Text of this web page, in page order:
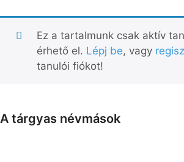
Ez a tartalmunk csak aktív
érhető el. Lépj be, vagy
tanulói fiókot!
A tárgyas névmások